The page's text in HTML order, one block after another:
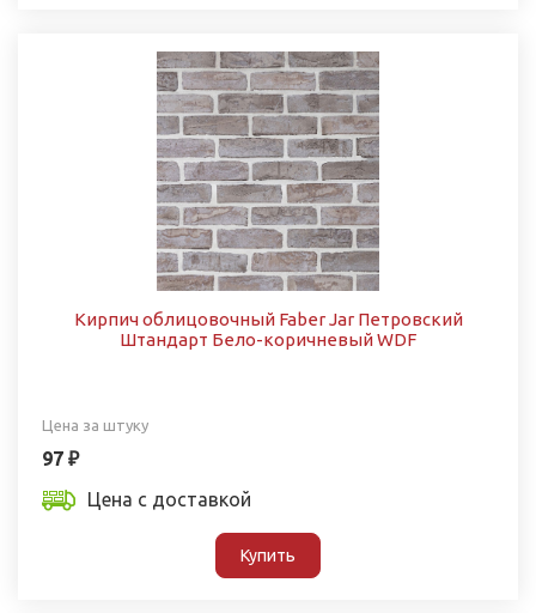
Кирпич облицовочный Faber Jar Петровский
Штандарт Бело-коричневый WDF
Цена за штуку
97 ₽
Цена с доставкой
Купить